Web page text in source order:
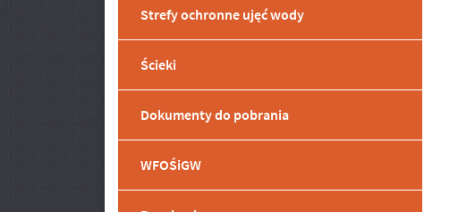
Menu dodatkowe
Strefy ochronne ujęć wody
Ścieki
Dokumenty do pobrania
WFOŚiGW